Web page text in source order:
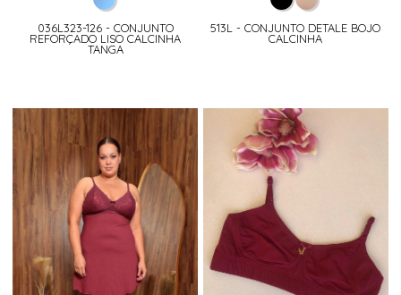
036L323-126 - CONJUNTO
REFORÇADO LISO CALCINHA
TANGA
513L - CONJUNTO DETALE BOJO
CALCINHA